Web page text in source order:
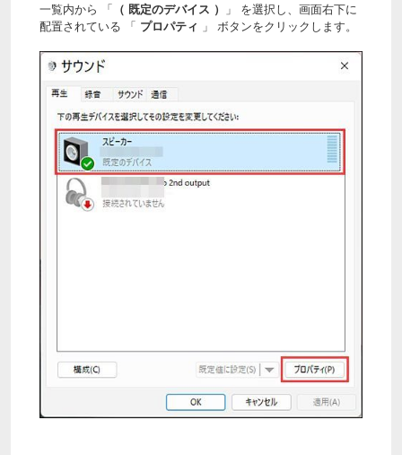
一覧内から 「 （ 既定のデバイス ）
」 を選択し、画面右下に
配置されている 「 プロパティ 」 ボタンをクリックします。